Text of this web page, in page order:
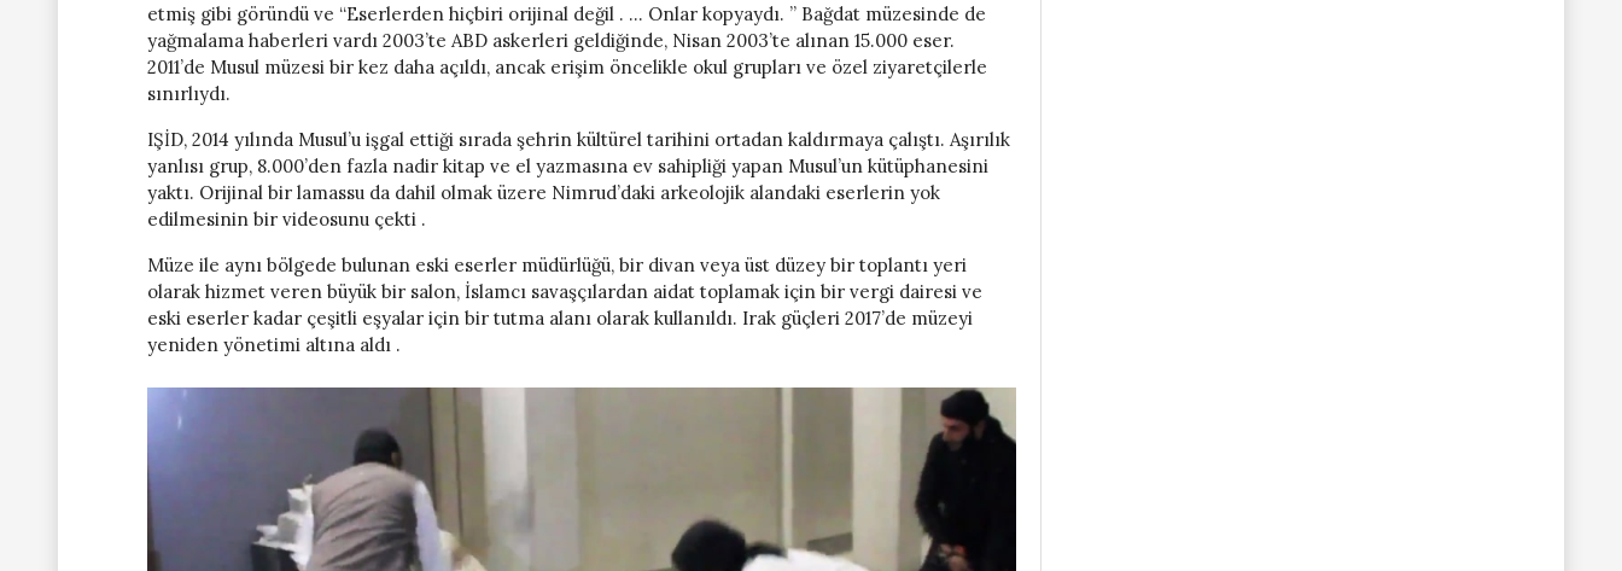
etmiş gibi göründü ve “Eserlerden hiçbiri orijinal değil . … Onlar kopyaydı. ” Bağdat müzesinde de
yağmalama haberleri vardı 2003’te ABD askerleri geldiğinde, Nisan 2003’te alınan 15.000 eser.
2011’de Musul müzesi bir kez daha açıldı, ancak erişim öncelikle okul grupları ve özel ziyaretçilerle
sınırlıydı.
IŞİD, 2014 yılında Musul’u işgal ettiği sırada şehrin kültürel tarihini ortadan kaldırmaya çalıştı. Aşırılık
yanlısı grup, 8.000’den fazla nadir kitap ve el yazmasına ev sahipliği yapan Musul’un kütüphanesini
yaktı. Orijinal bir lamassu da dahil olmak üzere Nimrud’daki arkeolojik alandaki eserlerin yok
edilmesinin bir videosunu çekti .
Müze ile aynı bölgede bulunan eski eserler müdürlüğü, bir divan veya üst düzey bir toplantı yeri
olarak hizmet veren büyük bir salon, İslamcı savaşçılardan aidat toplamak için bir vergi dairesi ve
eski eserler kadar çeşitli eşyalar için bir tutma alanı olarak kullanıldı. Irak güçleri 2017’de müzeyi
yeniden yönetimi altına aldı .